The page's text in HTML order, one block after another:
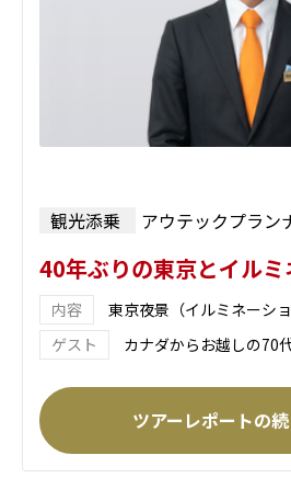
観光添乗 アウテックプラン
40年ぶりの東京とイル
東京夜景（イルミネーシ
カナダからお越しの70
ツアーレポートの